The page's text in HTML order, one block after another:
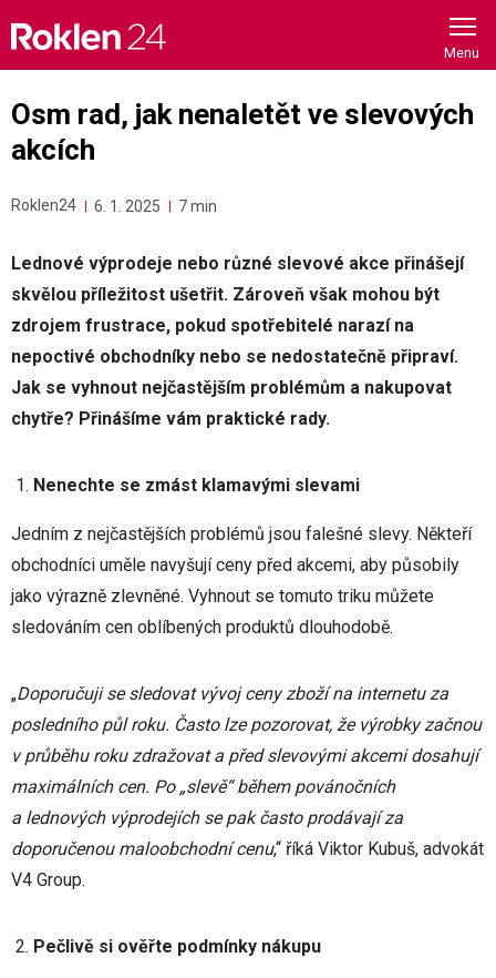
content
Osm rad, jak nenaletět ve slevových
akcích
Roklen24 6. 1. 2025 7 min
Lednové výprodeje nebo různé slevové akce přinášejí
skvělou příležitost ušetřit. Zároveň však mohou být
zdrojem frustrace, pokud spotřebitelé narazí na
nepoctivé obchodníky nebo se nedostatečně připraví.
Jak se vyhnout nejčastějším problémům a nakupovat
chytře? Přinášíme vám praktické rady.
Nenechte se zmást klamavými slevami
Jedním z nejčastějších problémů jsou falešné slevy. Někteří
obchodníci uměle navyšují ceny před akcemi, aby působily
jako výrazně zlevněné. Vyhnout se tomuto triku můžete
sledováním cen oblíbených produktů dlouhodobě.
„Doporučuji se sledovat vývoj ceny zboží na internetu za
posledního půl roku. Často lze pozorovat, že výrobky začnou
v průběhu roku zdražovat a před slevovými akcemi dosahují
maximálních cen. Po „slevě“ během povánočních
a lednových výprodejích se pak často prodávají za
doporučenou maloobchodní cenu,“ říká Viktor Kubuš, advokát
V4 Group.
Pečlivě si ověřte podmínky nákupu